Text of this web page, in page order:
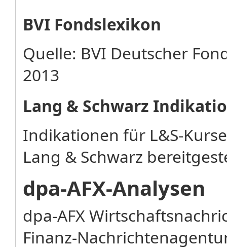
BVI Fondslexikon
Quelle: BVI Deutscher
2013
Lang & Schwarz
Indikationen für L&S-
Lang & Schwarz
dpa-AFX-Analysen
dpa-AFX
Finanz-